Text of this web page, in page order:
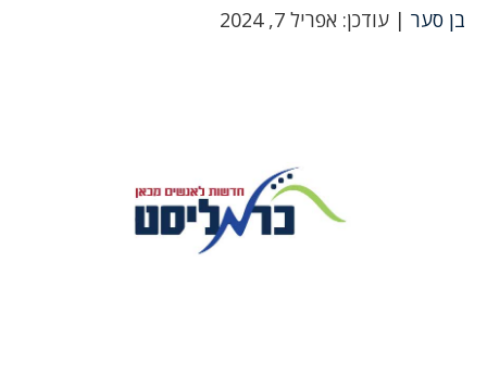
בן סער | עודכן: אפריל 7, 2024